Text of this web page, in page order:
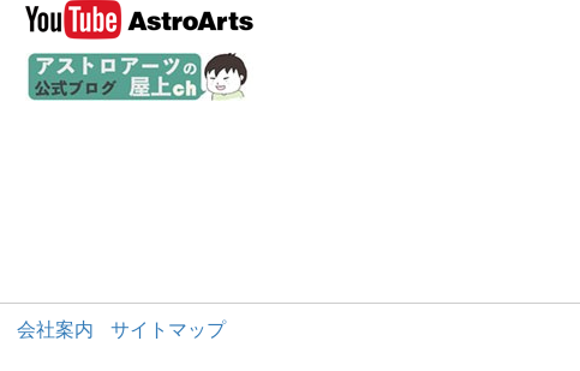
会社案内 サイトマップ